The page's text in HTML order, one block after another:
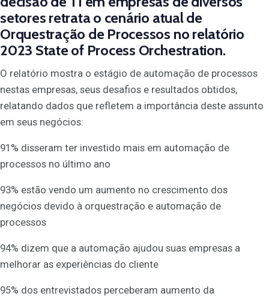
setores retrata o cenário atual de
Orquestração de Processos no relatório
2023 State of Process Orchestration.
O relatório mostra o estágio de automação de processos
nestas empresas, seus desafios e resultados obtidos,
relatando dados que refletem a importância deste assunto
em seus negócios:
91% disseram ter investido mais em automação de
processos no último ano
93% estão vendo um aumento no crescimento dos
negócios devido à orquestração e automação de
processos
94% dizem que a automação ajudou suas empresas a
melhorar as experiências do cliente
95% dos entrevistados perceberam aumento da